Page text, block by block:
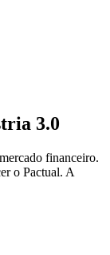
3.0
financeiro.
o Pactual. A